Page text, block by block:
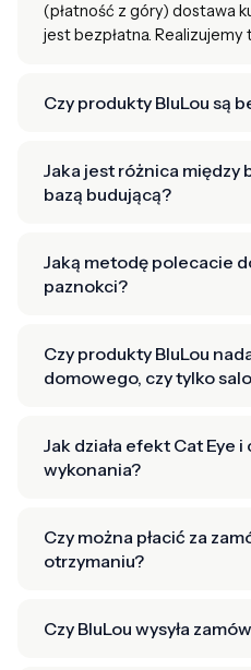
(płatność z góry) dostawa
jest bezpłatna. Realizujemy
Czy produkty BluLou są
Jaka jest różnica między
bazą budującą?
Jaką metodę polecacie
paznokci?
Czy produkty BluLou
domowego, czy tylko
Jak działa efekt Cat Eye
wykonania?
Czy można płacić za
otrzymaniu?
Czy BluLou wysyła